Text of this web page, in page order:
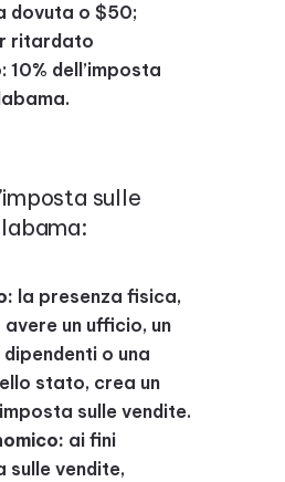
dovuta o $50;
ritardato
10% dell’imposta
sulle
la presenza fisica,
un ufficio, un
o una
stato, crea un
sulle vendite.
ai fini
sulle vendite,